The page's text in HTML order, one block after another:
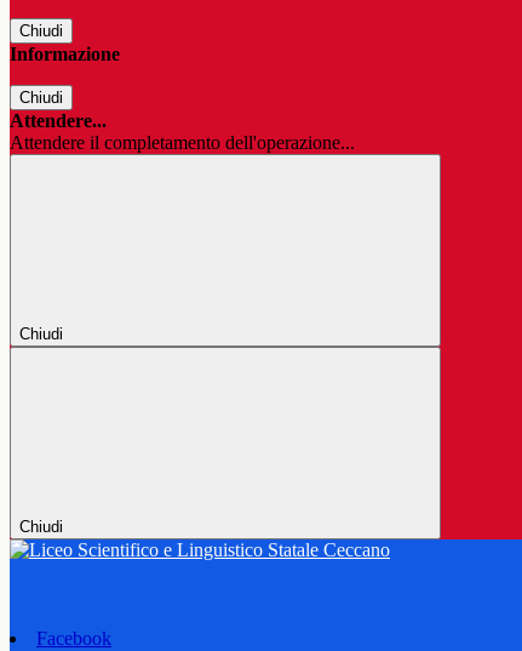
Chiudi
Informazione
Chiudi
Attendere...
Attendere il completamento dell'operazione...
Chiudi
Chiudi
Facebook